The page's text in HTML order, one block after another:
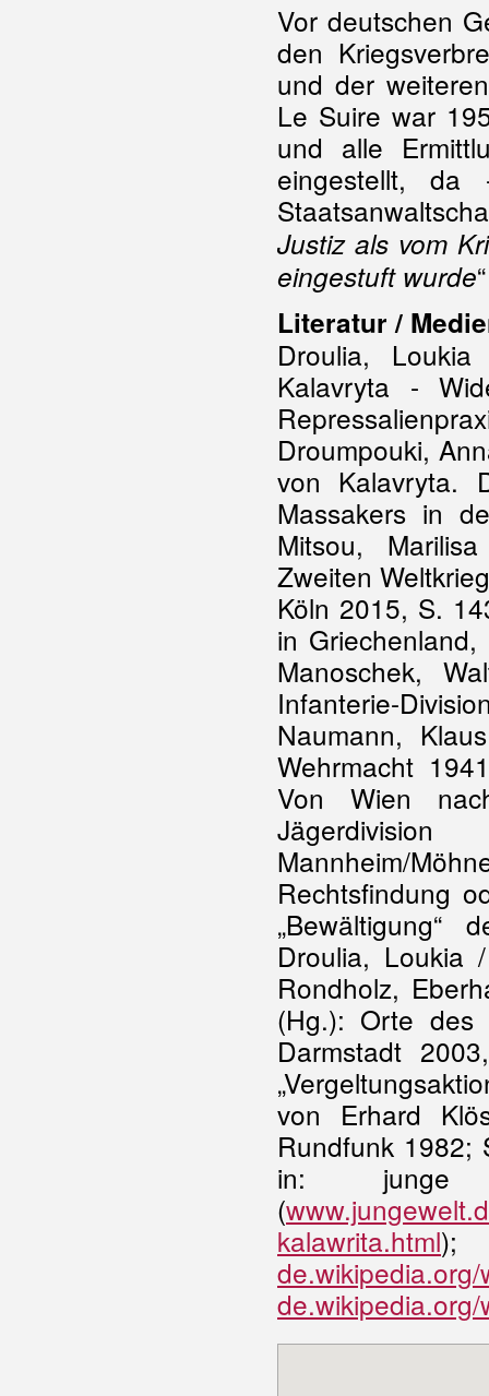
Vor deutschen
den
und der
Le Suire war
und alle
eingestellt, da
Justiz als vom
eingestuft wurde
Literatur /
Droulia,
Kalavryta -
Droumpouki,
von Kalavryta.
Massakers in
Mitsou,
Zweiten
Köln 2015, S.
in
Manoschek,
Infanterie-
Naumann,
Wehrmacht
Von Wien
Mannheim/
Rechtsfindung
„Bewältigung“
Droulia, Loukia
Rondholz,
(Hg.): Orte des
Darmstadt
von Erhard
Rundfunk 1982;
in: junge
(
kalawrita.html